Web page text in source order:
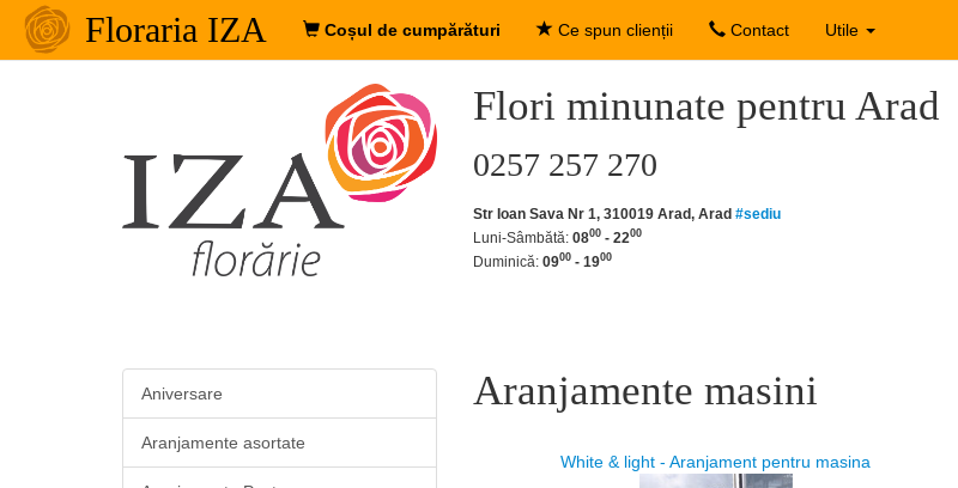
Floraria IZA Coșul de cumpărături Ce spun clienții Contact Utile
Flori minunate pentru Arad
0257 257 270
Str Ioan Sava Nr 1, 310019 Arad, Arad #sediu
Luni-Sâmbătă: 0800- 2200
Duminică: 0900- 1900
Aniversare
Aranjamente asortate
Aranjamente masini
White & light - Aranjament pentru masina